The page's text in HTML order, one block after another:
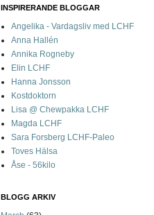
INSPIRERANDE BLOGGAR
Angelika - Vardagsliv med LCHF
Anna Hallén
Annika Rogneby
Elin LCHF
Hanna Jonsson
Kostdoktorn
Lisa @ Chewpakka LCHF
Magda LCHF
Sara Forsberg LCHF-Paleo
Toves Hälsa
Åse - 56kilo
BLOGG ARKIV